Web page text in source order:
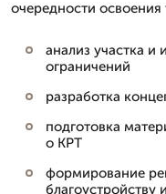
очередности освоения
анализ участка и
ограничений
разработка
подготовка
о КРТ
формирование
благоустройству